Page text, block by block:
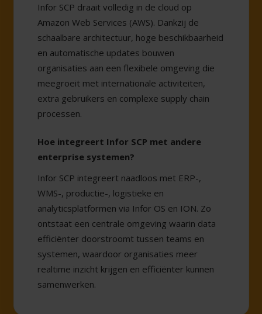
Infor SCP draait volledig in de cloud op
Amazon Web Services (AWS). Dankzij de
schaalbare architectuur, hoge beschikbaarheid
en automatische updates bouwen
organisaties aan een flexibele omgeving die
meegroeit met internationale activiteiten,
extra gebruikers en complexe supply chain
processen.
Hoe integreert Infor SCP met andere
enterprise systemen?
Infor SCP integreert naadloos met ERP-,
WMS-, productie-, logistieke en
analyticsplatformen via Infor OS en ION. Zo
ontstaat een centrale omgeving waarin data
efficiënter doorstroomt tussen teams en
systemen, waardoor organisaties meer
realtime inzicht krijgen en efficiënter kunnen
samenwerken.